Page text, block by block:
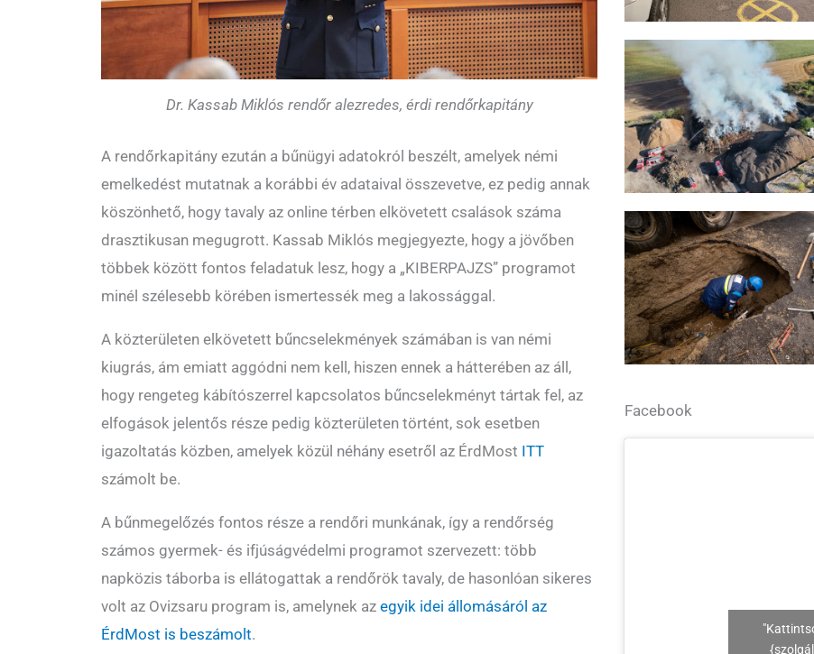
Dr. Kassab Miklós rendőr alezredes, érdi rendőrkapitány
A rendőrkapitány ezután a bűnügyi adatokról beszélt, amelyek némi
emelkedést mutatnak a korábbi év adataival összevetve, ez pedig annak
köszönhető, hogy tavaly az online térben elkövetett csalások száma
drasztikusan megugrott. Kassab Miklós megjegyezte, hogy a jövőben
többek között fontos feladatuk lesz, hogy a „KIBERPAJZS” programot
minél szélesebb körében ismertessék meg a lakossággal.
A közterületen elkövetett bűncselekmények számában is van némi
kiugrás, ám emiatt aggódni nem kell, hiszen ennek a hátterében az áll,
hogy rengeteg kábítószerrel kapcsolatos bűncselekményt tártak fel, az
elfogások jelentős része pedig közterületen történt, sok esetben
igazoltatás közben, amelyek közül néhány esetről az ÉrdMost ITT
számolt be.
A bűnmegelőzés fontos része a rendőri munkának, így a rendőrség
számos gyermek- és ifjúságvédelmi programot szervezett: több
napközis táborba is ellátogattak a rendőrök tavaly, de hasonlóan sikeres
volt az Ovizsaru program is, amelynek az egyik idei állomásáról az
ÉrdMost is beszámolt.
Facebook